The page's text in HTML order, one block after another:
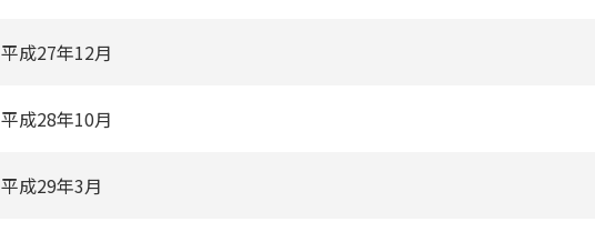
平成27年12⽉
平成28年10⽉
平成29年3⽉